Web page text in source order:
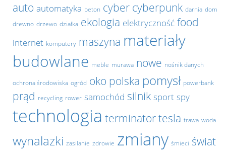
auto automatyka beton cyber cyberpunk darnia dom
drewno drzewo działka ekologia elektryczność food
internet komputery maszyna materiały
budowlane meble murawa nowe nośnik danych
ochrona środowiska ogród oko polska pomysł powerbank
prąd recycling rower samochód silnik sport spy
technologia terminatortesla trawa woda
wynalazki zasilanie zdrowie zmiany śmieci świat